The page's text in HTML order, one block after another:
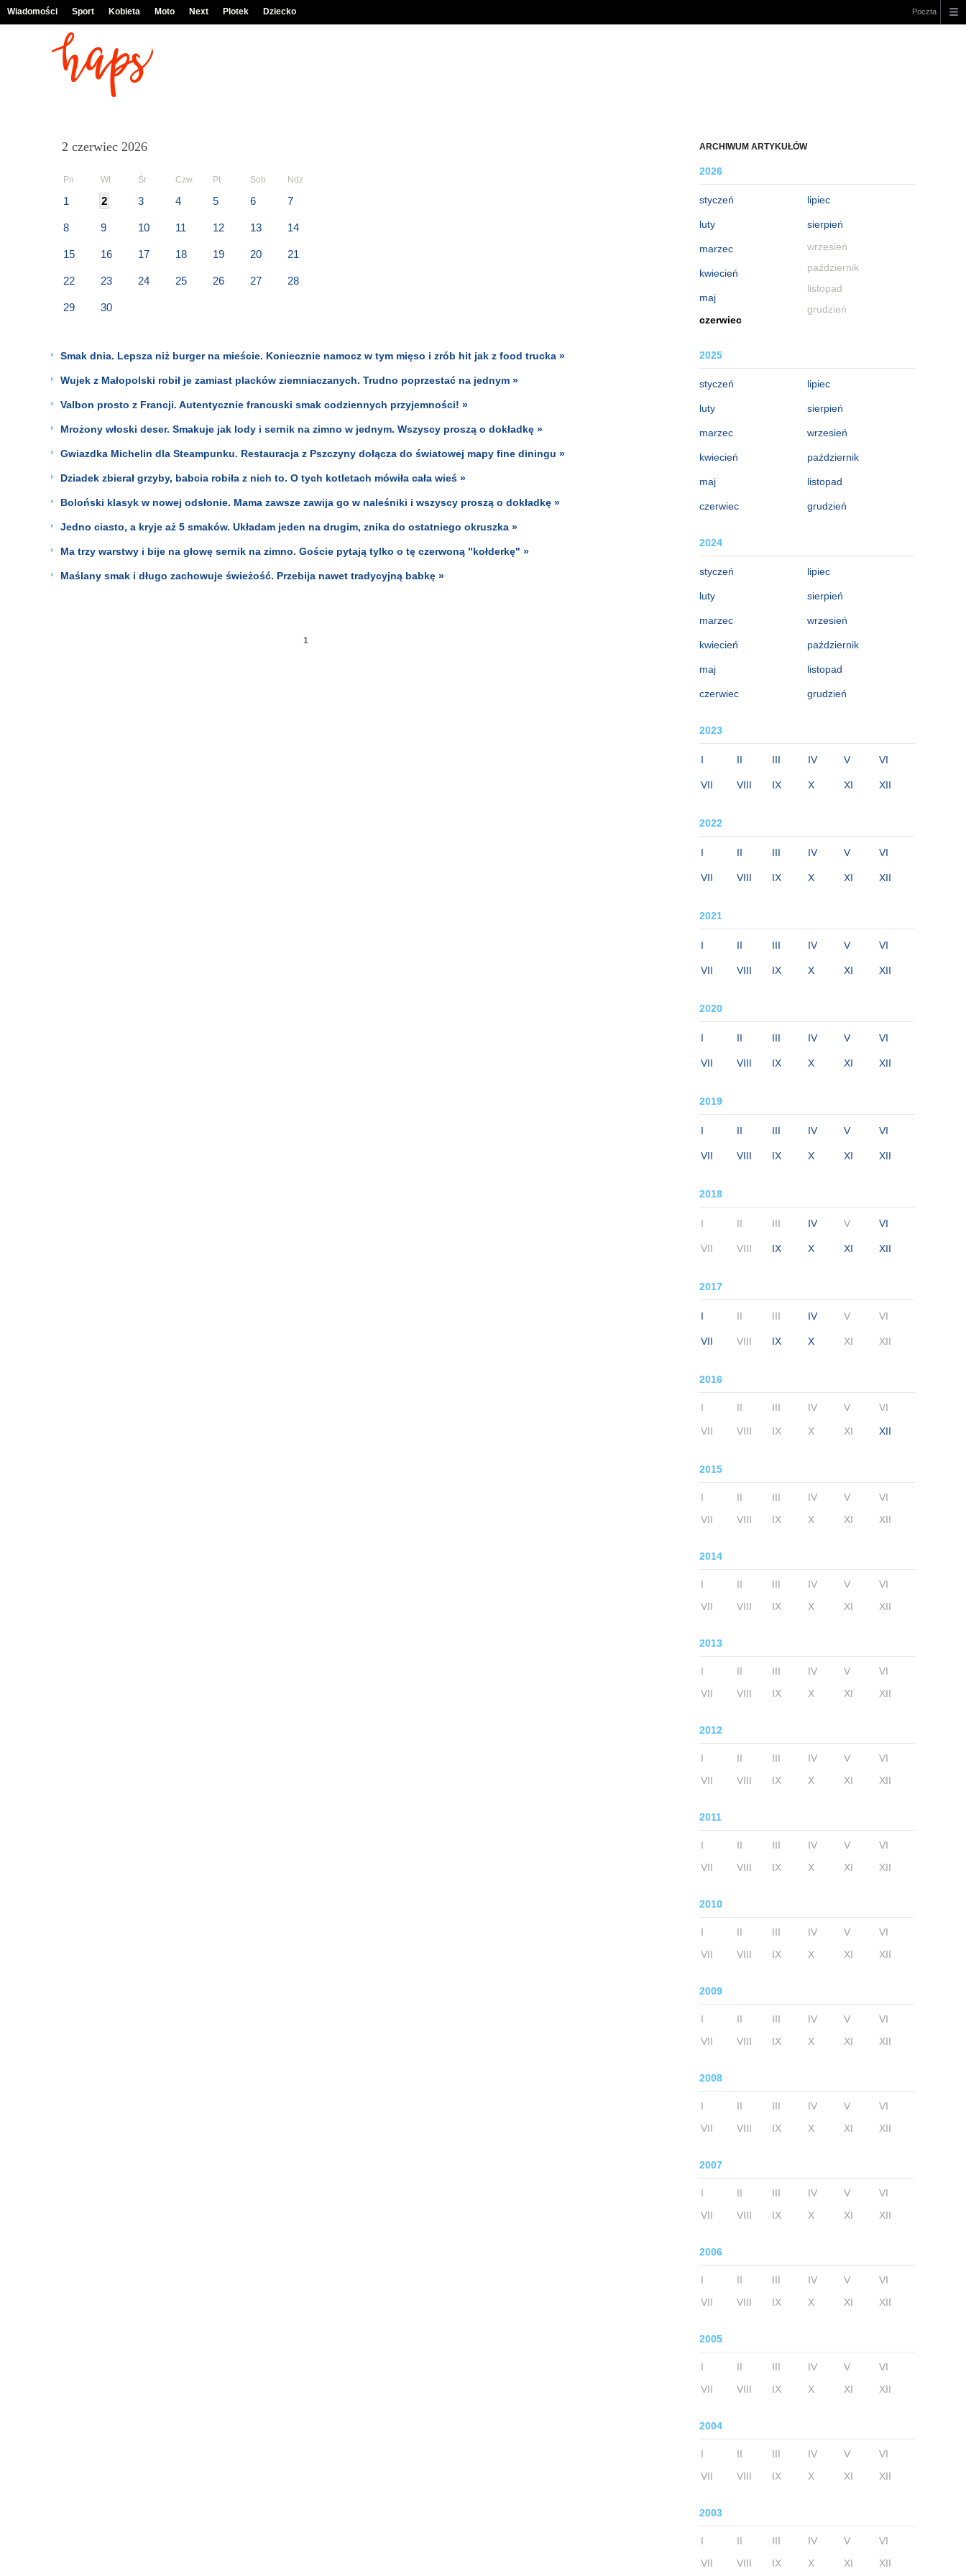
Wiadomości Sport Kobieta Moto Next Plotek Dziecko Poczta
ARCHIWUM ARTYKUŁÓW
2026
styczeń
luty
marzec
kwiecień
maj
czerwiec
lipiec
sierpień
wrzesień
październik
listopad
grudzień
2025
styczeń
luty
marzec
kwiecień
maj
czerwiec
lipiec
sierpień
wrzesień
październik
listopad
grudzień
2024
styczeń
luty
marzec
kwiecień
maj
czerwiec
lipiec
sierpień
wrzesień
październik
listopad
grudzień
2023
I II III IV V VI
VII VIII IX X XI XII
2022
I II III IV V VI
VII VIII IX X XI XII
2021
I II III IV V VI
VII VIII IX X XI XII
2020
I II III IV V VI
VII VIII IX X XI XII
2019
I II III IV V VI
VII VIII IX X XI XII
2018
I II III IV V VI
VII VIII IX X XI XII
2017
I II III IV V VI
VII VIII IX X XI XII
2016
I II III IV V VI
VII VIII IX X XI XII
2015
I II III IV V
VI
VII
VIII IX X XI XII
2014
I II III IV V
VI
VII
VIII IX X XI XII
2013
I II III IV V
VI
VII
VIII IX X XI XII
2012
I II III IV V
VI
VII
VIII IX X XI XII
2011
I II III IV V
VI
VII
VIII IX X XI XII
2010
I II III IV V
VI
VII
VIII IX X XI XII
2009
I II III IV V
VI
VII
VIII IX X XI XII
2008
I II III IV V
VI
VII
VIII IX X XI XII
2007
I II III IV V
VI
VII
VIII IX X XI XII
2006
I II III IV V
VI
VII
VIII IX X XI XII
2005
I II III IV V
VI
VII
VIII IX X XI XII
2004
I II III IV V
VI
VII
VIII IX X XI XII
2003
I II III IV V
VI
VII
VIII IX X XI XII
2 czerwiec 2026
Pn Wt Śr Czw Pt Sob Ndz
1 2 3 4 5 6 7
8 9 10 11 12 13 14
15 16 17 18 19 20 21
22 23 24 25 26 27 28
29 30
Smak dnia. Lepsza niż burger na mieście. Koniecznie namocz w tym mięso i zrób hit jak z food trucka »
Wujek z Małopolski robił je zamiast placków ziemniaczanych. Trudno poprzestać na jednym »
Valbon prosto z Francji. Autentycznie francuski smak codziennych przyjemności! »
Mrożony włoski deser. Smakuje jak lody i sernik na zimno w jednym. Wszyscy proszą o dokładkę »
Gwiazdka Michelin dla Steampunku. Restauracja z Pszczyny dołącza do światowej mapy fine diningu »
Dziadek zbierał grzyby, babcia robiła z nich to. O tych kotletach mówiła cała wieś »
Boloński klasyk w nowej odsłonie. Mama zawsze zawija go w naleśniki i wszyscy proszą o dokładkę »
Jedno ciasto, a kryje aż 5 smaków. Układam jeden na drugim, znika do ostatniego okruszka »
Ma trzy warstwy i bije na głowę sernik na zimno. Goście pytają tylko o tę czerwoną "kołderkę" »
Maślany smak i długo zachowuje świeżość. Przebija nawet tradycyjną babkę »
1